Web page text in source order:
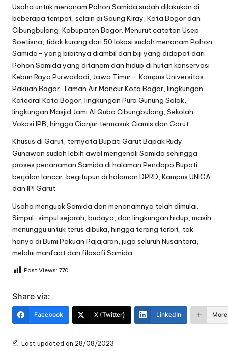
Usaha untuk menanam Pohon Samida sudah dilakukan di
beberapa tempat, selain di Saung Kiray, Kota Bogor dan
Cibungbulang, Kabupaten Bogor. Menurut catatan Usep
Soetisna, tidak kurang dari 50 lokasi sudah menanam Pohon
Samida– yang bibitnya diambil dari biji yang didapat dari
Pohon Samida yang ditanam dan hidup di hutan konservasi
Kebun Raya Purwodadi, Jawa Timur— Kampus Universitas
Pakuan Bogor, Taman Air Mancur Kota Bogor, lingkungan
Katedral Kota Bogor, lingkungan Pura Gunung Salak,
lingkungan Masjid Jami Al Quba Cibungbulang, Sekolah
Vokasi IPB, hingga Cianjur termasuk Ciamis dan Garut.
Khusus di Garut, ternyata Bupati Garut Bapak Rudy
Gunawan sudah lebih awal mengenali Samida sehingga
proses penanaman Samida di halaman Pendopo Bupati
berjalan lancar, begitupun di halaman DPRD, Kampus UNIGA
dan IPI Garut.
Usaha menguak Samida dan menanamnya telah dimulai.
Simpul-simpul sejarah, budaya, dan lingkungan hidup, masih
menunggu untuk terus dibuka, hingga terang terbit, tak
hanya di Bumi Pakuan Pajajaran, juga seluruh Nusantara,
melalui manfaat dan filosofi Samida.
Post Views: 770
Share via:
Facebook X (Twitter) LinkedIn More
Last updated on 28/08/2023